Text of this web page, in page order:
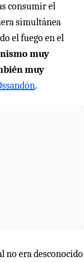
consumir el
simultánea
el fuego en el
muy
muy
.
era desconocido